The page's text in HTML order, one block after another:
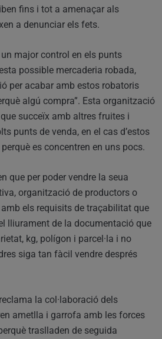
fins i tot a amenaçar als
a denunciar els fets.
major control en els punts
possible mercaderia robada,
per acabar amb estos robatoris
algú compra”. Esta organització
succeïx amb altres fruites i
punts de venda, en el cas d’estos
es concentren en uns pocs.
que per poder vendre la seua
organització de productors o
els requisits de traçabilitat que
lliurament de la documentació que
kg, polígon i parcel·la i no
siga tan fàcil vendre després
la col·laboració dels
ametlla i garrofa amb les forces
traslladen de seguida